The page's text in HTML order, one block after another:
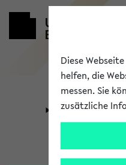
Universität
Diese
helfen, die
messen. Sie
zusätzliche